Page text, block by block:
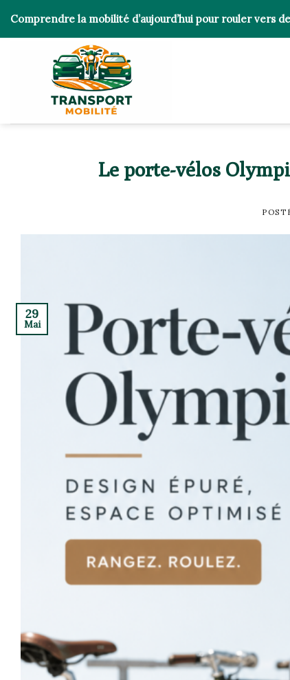
Comprendre la mobilité d’aujourd’hui pour rouler vers
Le porte-vélos
29
Mai